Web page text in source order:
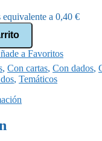
€.
es:
26,95
equivalente a 0,40 €
a Favoritos
, Con cartas, Con dados,
, Temáticos